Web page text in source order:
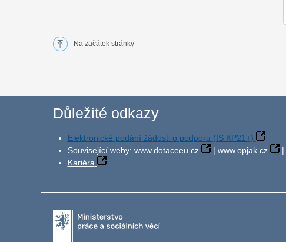
Na začátek stránky
Důležité odkazy
Elektronické podání žádosti o podporu (IS KP21+)
Související weby: www.dotaceeu.cz | www.opjak.cz |
Kariéra